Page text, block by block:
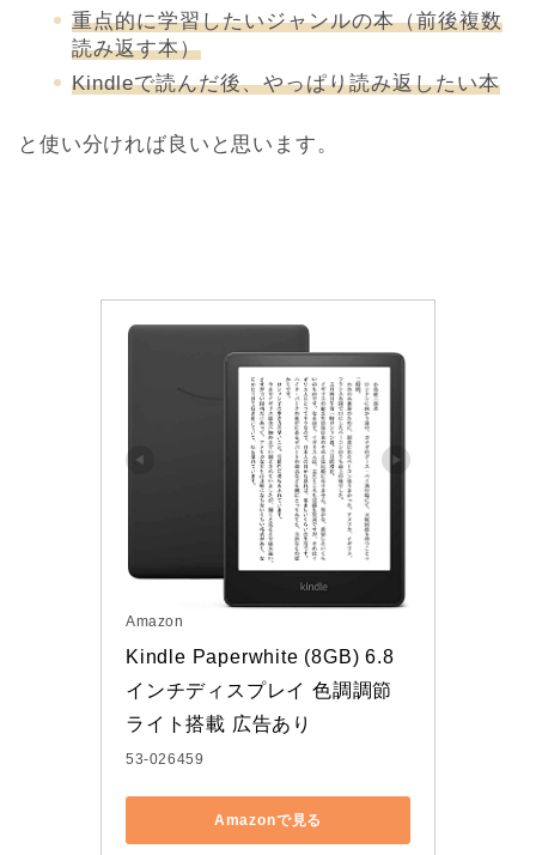
重点的に学習したいジャンルの本（前後複数
読み返す本）
Kindleで読んだ後、やっぱり読み返したい本
と使い分ければ良いと思います。
Amazon
Kindle Paperwhite (8GB) 6.8
インチディスプレイ 色調調節
ライト搭載 広告あり
53-026459
Amazonで見る